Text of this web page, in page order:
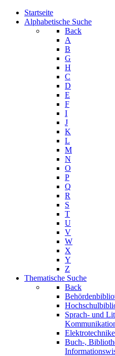
Startseite
Alphabetische Suche
Back
A
B
G
H
C
D
E
F
I
J
K
L
M
N
O
P
Q
R
S
T
U
V
W
X
Y
Z
Thematische Suche
Back
Sprach- und
Buch-,